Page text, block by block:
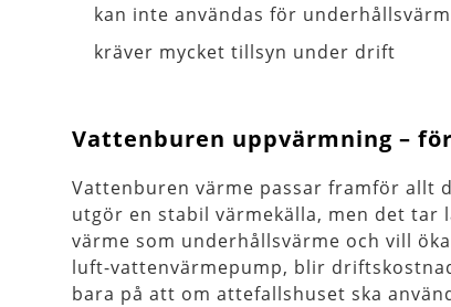
kan inte användas för
kräver mycket tillsyn under drift
Vattenburen uppvärmning –
Vattenburen värme passar framför allt
utgör en stabil värmekälla, men det
värme som underhållsvärme och vill
luft-vattenvärmepump, blir
bara på att om attefallshuset ska